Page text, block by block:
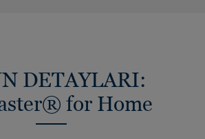
DETAYLARI:
for Home